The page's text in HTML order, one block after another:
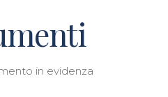
in evidenza